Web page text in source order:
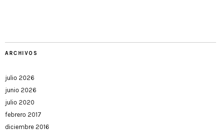
ARCHIVOS
julio 2026
junio 2026
julio 2020
febrero 2017
diciembre 2016